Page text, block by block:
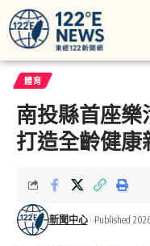
體育
南投縣首座
打造全齡健康
新聞中心 Published